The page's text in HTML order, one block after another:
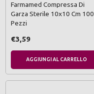
Farmamed Compressa Di
Garza Sterile 10x10 Cm 100
Pezzi
€3,59
AGGIUNGI AL CARRELLO